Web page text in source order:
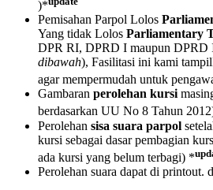
)*
Pemisahan Parpol Lolos
Yang tidak Lolos Parliamentary
DPR RI, DPRD I maupun DPRD
dibawah), Fasilitasi ini kami
agar mempermudah untuk
Gambaran perolehan kursi
berdasarkan UU No 8 Tahun
Perolehan sisa suara parpol
kursi sebagai dasar pembagian
ada kursi yang belum terbagi) *
Perolehan suara dapat di printout.